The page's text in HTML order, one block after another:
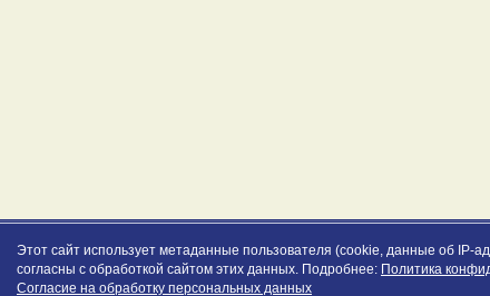
Этот сайт использует метаданные пользователя (cookie, данные об IP-
согласны с обработкой сайтом этих данных. Подробнее: Политика
Согласие на обработку персональных данных